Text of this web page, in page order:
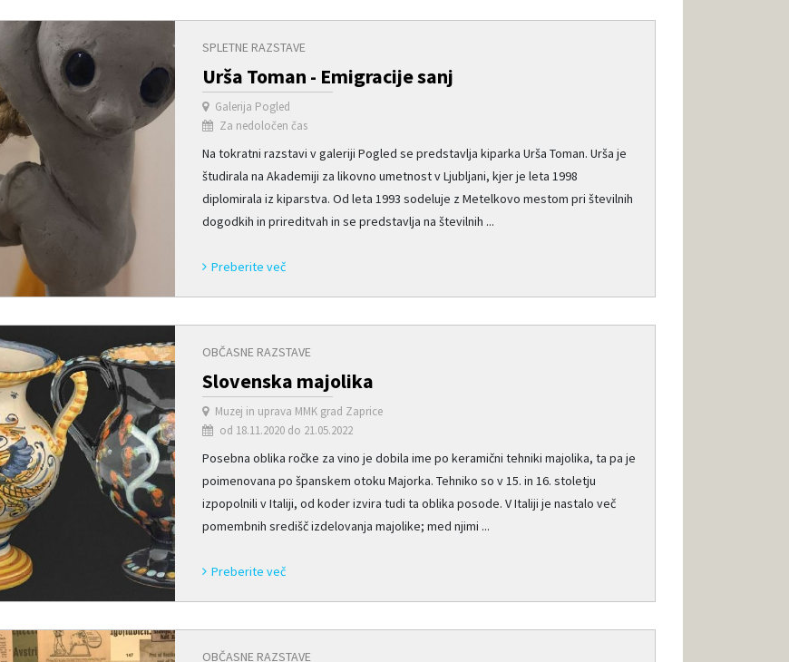
SPLETNE RAZSTAVE
Urša Toman - Emigracije sanj
Galerija Pogled
Za nedoločen čas
Na tokratni razstavi v galeriji Pogled se predstavlja kiparka Urša Toman. Urša je
študirala na Akademiji za likovno umetnost v Ljubljani, kjer je leta 1998
diplomirala iz kiparstva. Od leta 1993 sodeluje z Metelkovo mestom pri številnih
dogodkih in prireditvah in se predstavlja na številnih ...
Preberite več
OBČASNE RAZSTAVE
Slovenska majolika
Muzej in uprava MMK grad Zaprice
od 18.11.2020 do 21.05.2022
Posebna oblika ročke za vino je dobila ime po keramični tehniki majolika, ta pa je
poimenovana po španskem otoku Majorka. Tehniko so v 15. in 16. stoletju
izpopolnili v Italiji, od koder izvira tudi ta oblika posode. V Italiji je nastalo več
pomembnih središč izdelovanja majolike; med njimi ...
Preberite več
OBČASNE RAZSTAVE